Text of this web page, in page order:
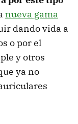
nueva gama
dando vida a
o por el
y otros
ya no